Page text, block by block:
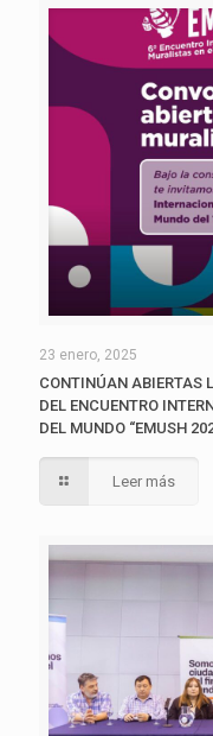
23 enero, 2025
CONTINÚAN ABIERTAS
DEL ENCUENTRO
DEL MUNDO “EMUSH
Leer más